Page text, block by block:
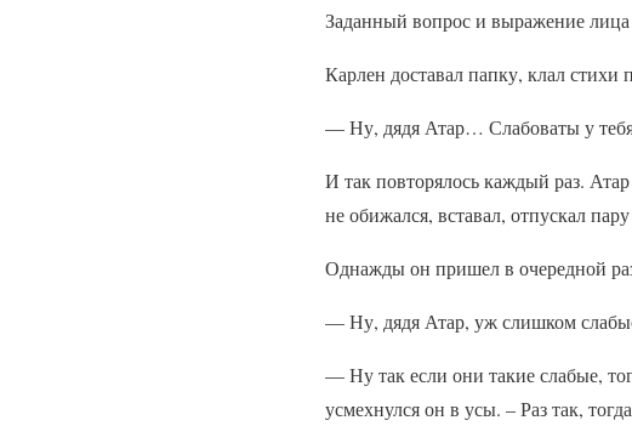
Заданный вопрос и выражение лица
Карлен доставал папку, клал стихи
— Ну, дядя Атар… Слабоваты у
И так повторялось каждый раз.
не обижался, вставал, отпускал
Однажды он пришел в очередной
— Ну, дядя Атар, уж слишком
— Ну так если они такие слабые,
усмехнулся он в усы. – Раз так,